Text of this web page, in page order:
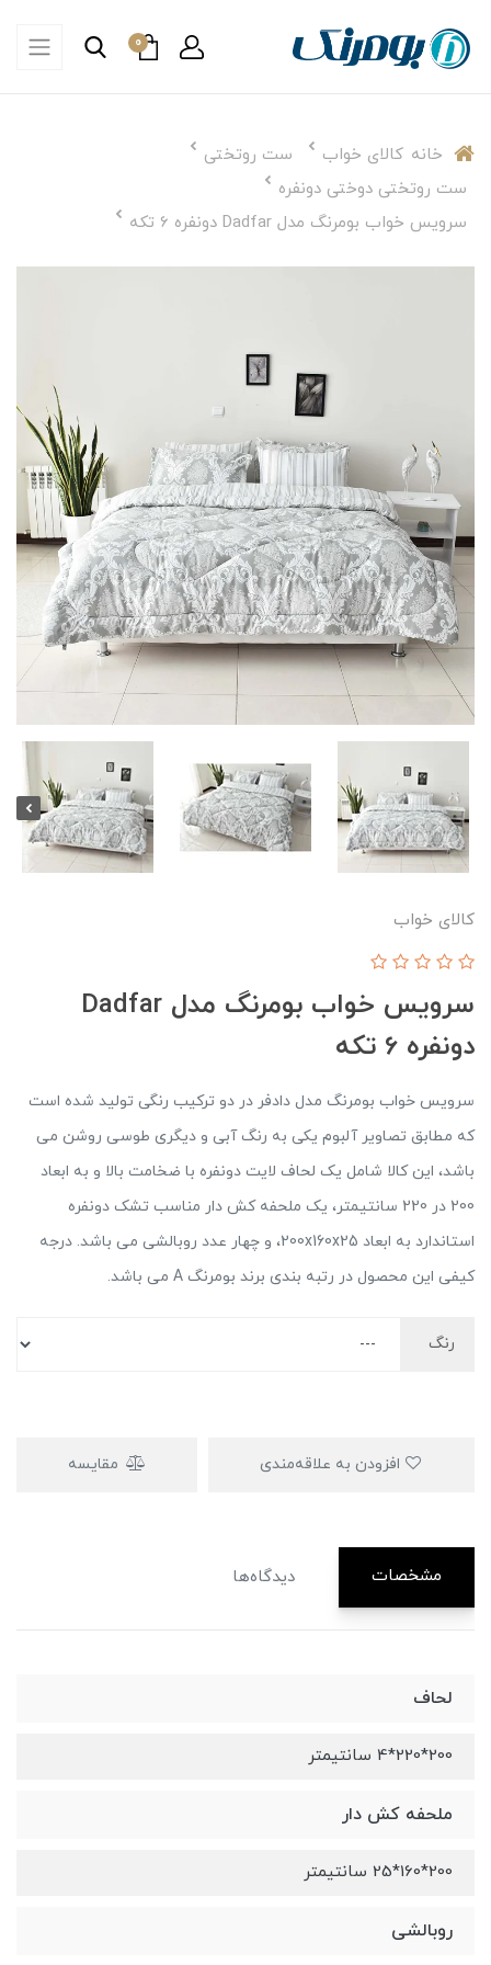
0
خانه کالای خواب
ست روتختی
ست روتختی دوختی دونفره
سرویس خواب بومرنگ مدل Dadfar دونفره 6 تکه
کالای خواب
سرویس خواب بومرنگ مدل Dadfar
دونفره 6 تکه
سرویس خواب بومرنگ مدل دادفر در دو ترکیب رنگی تولید شده است
که مطابق تصاویر آلبوم یکی به رنگ آبی و دیگری طوسی روشن می
باشد، این کالا شامل یک لحاف لایت دونفره با ضخامت بالا و به ابعاد
200 در 220 سانتیمتر، یک ملحفه کش دار مناسب تشک دونفره
استاندارد به ابعاد 200x160x25، و چهار عدد روبالشی می باشد. درجه
کیفی این محصول در رتبه بندی برند بومرنگ A می باشد.
رنگ
مقایسه
مشخصات دیدگاه‌ها
لحاف
200*220*4 سانتیمتر
ملحفه کش دار
200*160*25 سانتیمتر
روبالشی